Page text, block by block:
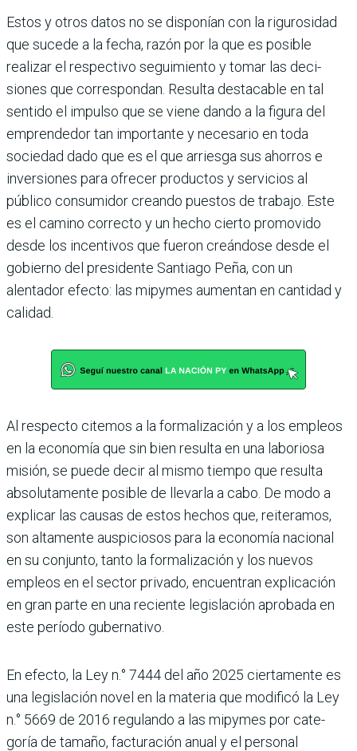
Estos y otros datos no se disponían con la rigurosidad
que sucede a la fecha, razón por la que es posible
realizar el respectivo seguimiento y tomar las deci­
siones que correspondan. Resulta des­tacable en tal
sentido el impulso que se viene dando a la figura del
emprende­dor tan importante y necesario en toda
sociedad dado que es el que arriesga sus ahorros e
inversiones para ofrecer pro­ductos y servicios al
público consumidor creando puestos de trabajo. Este
es el camino correcto y un hecho cierto pro­movido
desde los incentivos que fueron creándose desde el
gobierno del presi­dente Santiago Peña, con un
alentador efecto: las mipymes aumentan en canti­dad y
calidad.
Al respecto citemos a la formalización y a los empleos
en la economía que sin bien resulta en una laboriosa
misión, se puede decir al mismo tiempo que resulta
abso­lutamente posible de llevarla a cabo. De modo a
explicar las causas de estos hechos que, reiteramos,
son altamente auspicio­sos para la economía nacional
en su con­junto, tanto la formalización y los nuevos
empleos en el sector privado, encuentran explicación
en gran parte en una reciente legislación aprobada en
este período gubernativo.
En efecto, la Ley n.° 7444 del año 2025 ciertamente es
una legislación novel en la materia que modificó la Ley
n.° 5669 de 2016 regulando a las mipymes por cate­
goría de tamaño, facturación anual y el personal